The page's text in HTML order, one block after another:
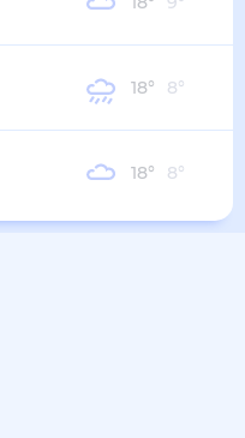
18° 8°
18° 8°